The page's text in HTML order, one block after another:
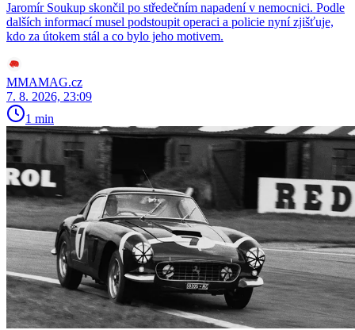
Jaromír Soukup skončil po středečním napadení v nemocnici. Podle
dalších informací musel podstoupit operaci a policie nyní zjišťuje,
kdo za útokem stál a co bylo jeho motivem.
MMAMAG.cz
7. 8. 2026, 23:09
1 min